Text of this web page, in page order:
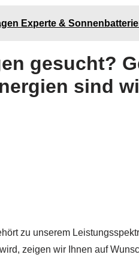
Experte &
gesucht?
sind
zu unserem
zeigen wir Ihnen auf